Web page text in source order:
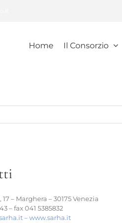
Home Il Consorzio
17 – Marghera – 30175 Venezia
– fax 041 5385832
–www.sarha.it